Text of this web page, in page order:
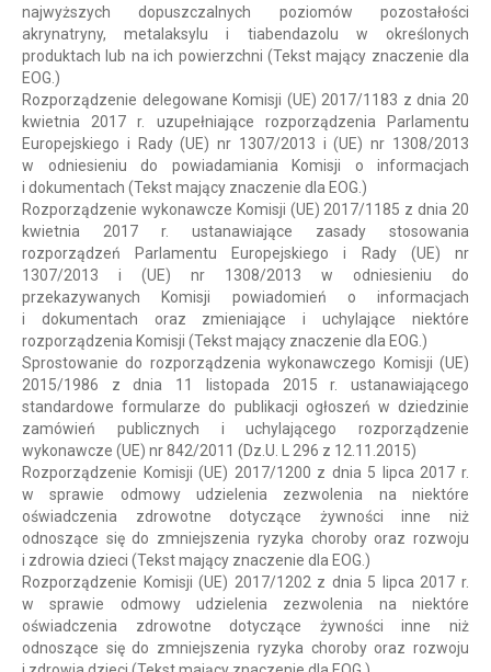
najwyższych dopuszczalnych poziomów pozostałości
akrynatryny, metalaksylu i tiabendazolu w określonych
produktach lub na ich powierzchni (Tekst mający znaczenie dla
EOG.)
Rozporządzenie delegowane Komisji (UE) 2017/1183 z dnia 20
kwietnia 2017 r. uzupełniające rozporządzenia Parlamentu
Europejskiego i Rady (UE) nr 1307/2013 i (UE) nr 1308/2013
w odniesieniu do powiadamiania Komisji o informacjach
i dokumentach (Tekst mający znaczenie dla EOG.)
Rozporządzenie wykonawcze Komisji (UE) 2017/1185 z dnia 20
kwietnia 2017 r. ustanawiające zasady stosowania
rozporządzeń Parlamentu Europejskiego i Rady (UE) nr
1307/2013 i (UE) nr 1308/2013 w odniesieniu do
przekazywanych Komisji powiadomień o informacjach
i dokumentach oraz zmieniające i uchylające niektóre
rozporządzenia Komisji (Tekst mający znaczenie dla EOG.)
Sprostowanie do rozporządzenia wykonawczego Komisji (UE)
2015/1986 z dnia 11 listopada 2015 r. ustanawiającego
standardowe formularze do publikacji ogłoszeń w dziedzinie
zamówień publicznych i uchylającego rozporządzenie
wykonawcze (UE) nr 842/2011 (Dz.U. L 296 z 12.11.2015)
Rozporządzenie Komisji (UE) 2017/1200 z dnia 5 lipca 2017 r.
w sprawie odmowy udzielenia zezwolenia na niektóre
oświadczenia zdrowotne dotyczące żywności inne niż
odnoszące się do zmniejszenia ryzyka choroby oraz rozwoju
i zdrowia dzieci (Tekst mający znaczenie dla EOG.)
Rozporządzenie Komisji (UE) 2017/1202 z dnia 5 lipca 2017 r.
w sprawie odmowy udzielenia zezwolenia na niektóre
oświadczenia zdrowotne dotyczące żywności inne niż
odnoszące się do zmniejszenia ryzyka choroby oraz rozwoju